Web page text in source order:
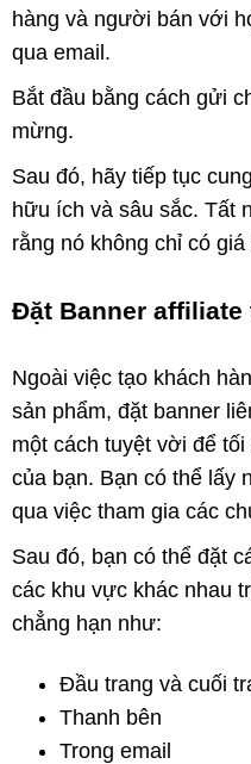
hàng và người bán với
qua email.
Bắt đầu bằng cách gửi
mừng.
Sau đó, hãy tiếp tục
hữu ích và sâu sắc. Tất
rằng nó không chỉ có
Đặt Banner affiliate
Ngoài việc tạo khách
sản phẩm, đặt banner
một cách tuyệt vời để
của bạn. Bạn có thể lấy
qua việc tham gia các
Sau đó, bạn có thể đặt
các khu vực khác nhau
chẳng hạn như:
Đầu trang và cuối
Thanh bên
Trong email